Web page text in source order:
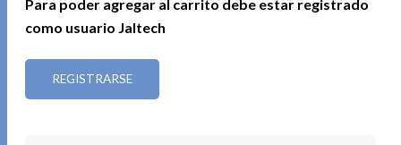
Para poder agregar al carrito debe estar registrado
como usuario Jaltech
REGISTRARSE